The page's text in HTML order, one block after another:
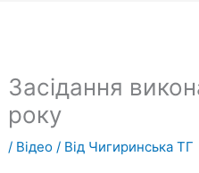
Засідання
року
/ Відео / Від Чигиринська ТГ